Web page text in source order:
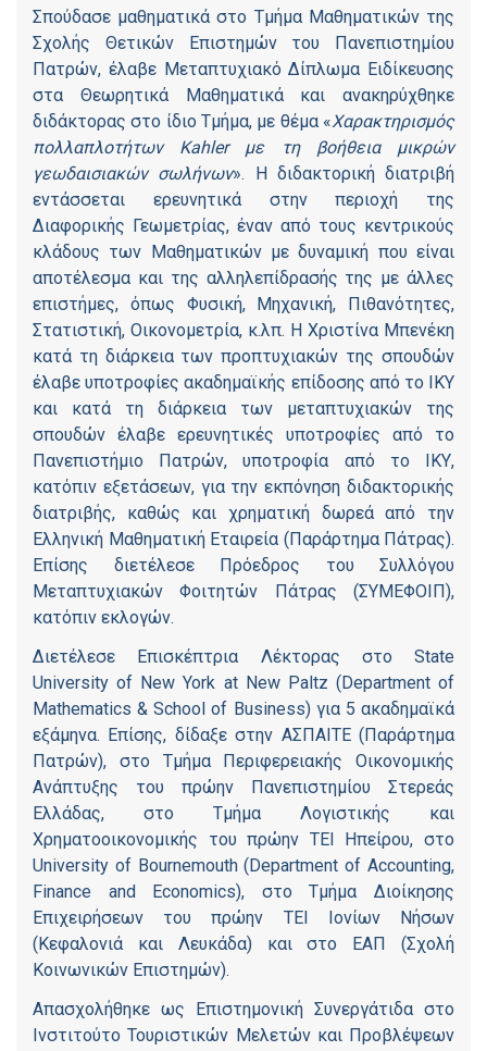
Σπούδασε μαθηματικά στο Τμήμα Μαθηματικών της
Σχολής Θετικών Επιστημών του Πανεπιστημίου
Πατρών, έλαβε Μεταπτυχιακό Δίπλωμα Ειδίκευσης
στα Θεωρητικά Μαθηματικά και ανακηρύχθηκε
διδάκτορας στο ίδιο Τμήμα, με θέμα «Χαρακτηρισμός
πολλαπλοτήτων Kahler με τη βοήθεια μικρών
γεωδαισιακών σωλήνων». Η διδακτορική διατριβή
εντάσσεται ερευνητικά στην περιοχή της
Διαφορικής Γεωμετρίας, έναν από τους κεντρικούς
κλάδους των Μαθηματικών με δυναμική που είναι
αποτέλεσμα και της αλληλεπίδρασής της με άλλες
επιστήμες, όπως Φυσική, Μηχανική, Πιθανότητες,
Στατιστική, Οικονομετρία, κ.λπ. Η Χριστίνα Μπενέκη
κατά τη διάρκεια των προπτυχιακών της σπουδών
έλαβε υποτροφίες ακαδημαϊκής επίδοσης από το ΙΚΥ
και κατά τη διάρκεια των μεταπτυχιακών της
σπουδών έλαβε ερευνητικές υποτροφίες από το
Πανεπιστήμιο Πατρών, υποτροφία από το ΙΚΥ,
κατόπιν εξετάσεων, για την εκπόνηση διδακτορικής
διατριβής, καθώς και χρηματική δωρεά από την
Ελληνική Μαθηματική Εταιρεία (Παράρτημα Πάτρας).
Επίσης διετέλεσε Πρόεδρος του Συλλόγου
Μεταπτυχιακών Φοιτητών Πάτρας (ΣΥΜΕΦΟΙΠ),
κατόπιν εκλογών.
Διετέλεσε Επισκέπτρια Λέκτορας στο State
University of New York at New Paltz (Department of
Mathematics & School of Business) για 5 ακαδημαϊκά
εξάμηνα. Επίσης, δίδαξε στην ΑΣΠΑΙΤΕ (Παράρτημα
Πατρών), στο Τμήμα Περιφερειακής Οικονομικής
Ανάπτυξης του πρώην Πανεπιστημίου Στερεάς
Ελλάδας, στο Τμήμα Λογιστικής και
Χρηματοοικονομικής του πρώην ΤΕΙ Ηπείρου, στο
University of Bournemouth (Department of Accounting,
Finance and Economics), στο Τμήμα Διοίκησης
Επιχειρήσεων του πρώην ΤΕΙ Ιονίων Νήσων
(Κεφαλονιά και Λευκάδα) και στο ΕΑΠ (Σχολή
Κοινωνικών Επιστημών).
Απασχολήθηκε ως Επιστημονική Συνεργάτιδα στο
Ινστιτούτο Τουριστικών Μελετών και Προβλέψεων